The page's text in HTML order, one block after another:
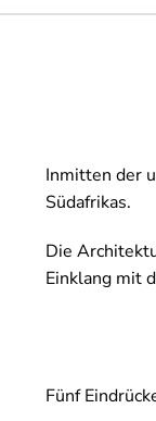
Inmitten der
Südafrikas.
Die
Einklang mit
Fünf